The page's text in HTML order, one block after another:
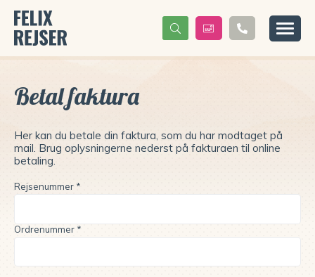
Betal faktura
Her kan du betale din faktura, som du har modtaget på
mail. Brug oplysningerne nederst på fakturaen til online
betaling.
Rejsenummer *
Ordrenummer *